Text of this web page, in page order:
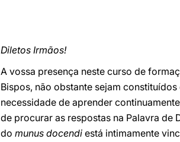
Diletos Irmãos!
A vossa presença neste curso de
Bispos, não obstante sejam
necessidade de aprender
de procurar as respostas na Palavra de
do munus docendi está intimamente